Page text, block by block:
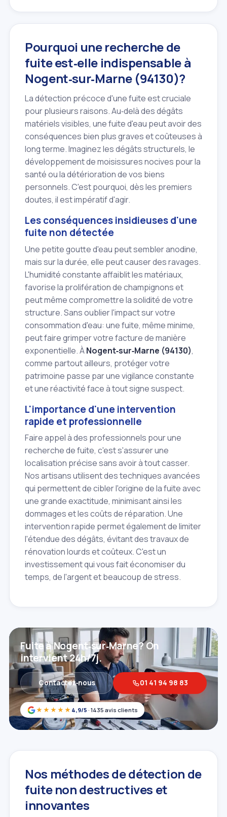
Pourquoi une recherche de
fuite est‑elle indispensable à
Nogent‑sur‑Marne (94130)?
La détection précoce d'une fuite est cruciale
pour plusieurs raisons. Au‑delà des dégâts
matériels visibles, une fuite d'eau peut avoir des
conséquences bien plus graves et coûteuses à
long terme. Imaginez les dégâts structurels, le
développement de moisissures nocives pour la
santé ou la détérioration de vos biens
personnels. C'est pourquoi, dès les premiers
doutes, il est impératif d'agir.
Les conséquences insidieuses d'une
fuite non détectée
Une petite goutte d'eau peut sembler anodine,
mais sur la durée, elle peut causer des ravages.
L'humidité constante affaiblit les matériaux,
favorise la prolifération de champignons et
peut même compromettre la solidité de votre
structure. Sans oublier l'impact sur votre
consommation d'eau: une fuite, même minime,
peut faire grimper votre facture de manière
exponentielle. ÀNogent‑sur‑Marne (94130),
comme partout ailleurs, protéger votre
patrimoine passe par une vigilance constante
et une réactivité face à tout signe suspect.
L'importance d'une intervention
rapide et professionnelle
Faire appel à des professionnels pour une
recherche de fuite, c'est s'assurer une
localisation précise sans avoir à tout casser.
Nos artisans utilisent des techniques avancées
qui permettent de cibler l'origine de la fuite avec
une grande exactitude, minimisant ainsi les
dommages et les coûts de réparation. Une
intervention rapide permet également de limiter
l'étendue des dégâts, évitant des travaux de
rénovation lourds et coûteux. C'est un
investissement qui vous fait économiser du
temps, de l'argent et beaucoup de stress.
★★★★★ 4,9/5 · 1435 avis clients
Fuite à Nogent‑sur‑Marne? On
intervient 24h/7j.
Contactez‑nous 01 41 94 98 83
Nos méthodes de détection de
fuite non destructives et
innovantes